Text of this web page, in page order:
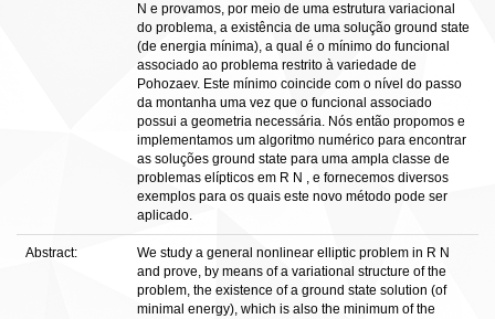
N e provamos, por meio de uma estrutura variacional
do problema, a existência de uma solução ground state
(de energia mínima), a qual é o mínimo do funcional
associado ao problema restrito à variedade de
Pohozaev. Este mínimo coincide com o nível do passo
da montanha uma vez que o funcional associado
possui a geometria necessária. Nós então propomos e
implementamos um algoritmo numérico para encontrar
as soluções ground state para uma ampla classe de
problemas elípticos em R N , e fornecemos diversos
exemplos para os quais este novo método pode ser
aplicado.
Abstract:
We study a general nonlinear elliptic problem in R N
and prove, by means of a variational structure of the
problem, the existence of a ground state solution (of
minimal energy), which is also the minimum of the